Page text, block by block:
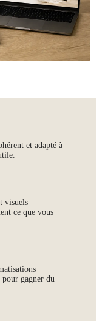
et adapté à
visuels
ce que vous
pour gagner du